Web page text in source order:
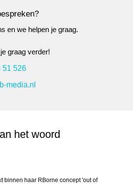
en we helpen je graag.
graag verder!
51 526
media.nl
het woord
binnen haar RBorne concept 'out of
haar RBorne concept 'out of the